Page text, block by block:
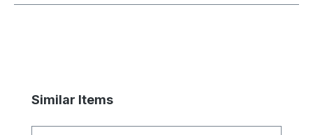
Produktgalerie überspringen
Similar Items